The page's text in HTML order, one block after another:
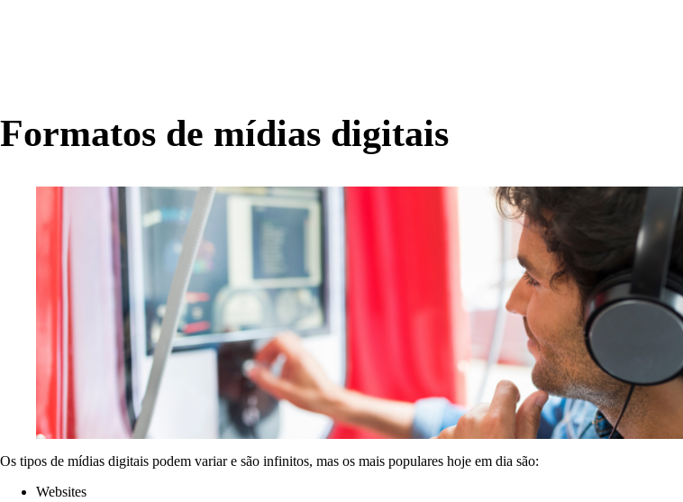
Formatos de mídias digitais
Os tipos de mídias digitais podem variar e são infinitos, mas os mais populares hoje em dia são:
Websites